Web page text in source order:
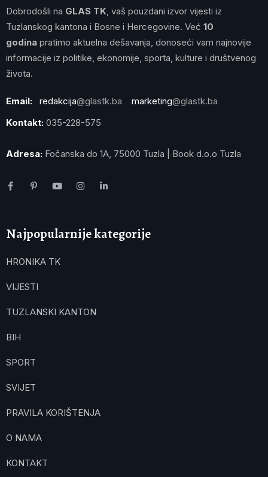
Dobrodošli na GLAS TK , vaš pouzdani izvor vijesti iz
Tuzlanskog kantona i Bosne i Hercegovine. Već 10
godina pratimo aktuelna dešavanja, donoseći vam najnovije
informacije iz politike, ekonomije, sporta, kulture i društvenog
života.
Email: redakcija@glastk.ba marketing@glastk.ba
Kontakt: 035-228-575
Adresa: Fočanska do 1A, 75000 Tuzla | Book d.o.o Tuzla
Najpopularnije kategorije
HRONIKA TK
VIJESTI
TUZLANSKI KANTON
BIH
SPORT
SVIJET
PRAVILA KORIŠTENJA
O NAMA
KONTAKT